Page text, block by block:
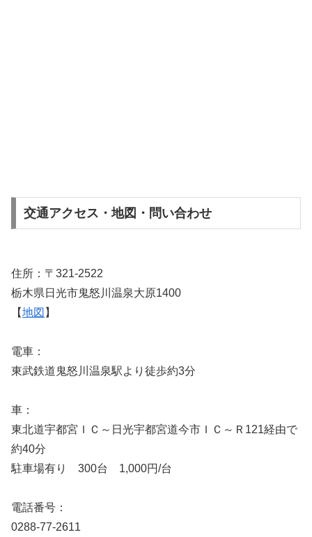
交通アクセス・地図・問い合わせ
住所：〒321-2522
栃木県日光市鬼怒川温泉大原1400
【地図 】
電車：
東武鉄道鬼怒川温泉駅より徒歩約3分
車：
東北道宇都宮ＩＣ～日光宇都宮道今市ＩＣ～Ｒ121経由で
約40分
駐車場有り 300台 1,000円/台
電話番号：
0288-77-2611